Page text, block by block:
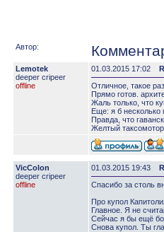
Автор:
Lemotek
deeper сripeer
offline
01.03.2015 17:02
Отличное, такое
Прямо готов.
Жаль только, что
Еще: я б несколько
Правда, что
Желтый
VicColon
deeper сripeer
offline
01.03.2015 19:43
Спасибо за столь
Про купол
Главное. Я не
Сейчас я бы ещё
Снова купол. Ты